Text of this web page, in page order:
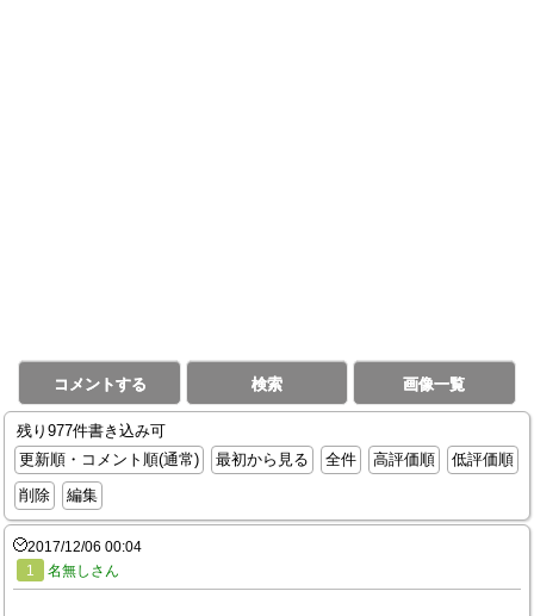
コメントする 検索 画像一覧
残り977件書き込み可
更新順・コメント順(通常)
最初から見る 全件 高評価順
低評価順
削除
編集
2017/12/06 00:04
1
名無しさん